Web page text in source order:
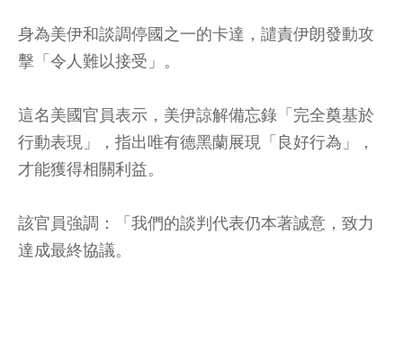
身為美伊和談調停國之一的卡達，譴責伊朗發動攻
擊「令人難以接受」。
這名美國官員表示，美伊諒解備忘錄「完全奠基於
行動表現」，指出唯有德黑蘭展現「良好行為」，
才能獲得相關利益。
該官員強調：「我們的談判代表仍本著誠意，致力
達成最終協議。